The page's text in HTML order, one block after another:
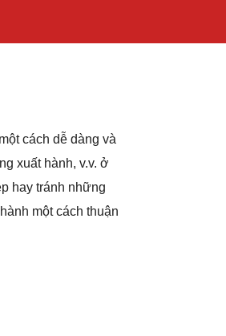
cách dễ dàng và
xuất hành, v.v. ở
hay tránh những
một cách thuận